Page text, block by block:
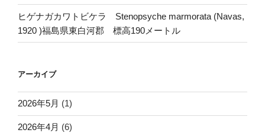
ヒゲナガカワトビケラ Stenopsyche marmorata (Navas,
1920 )福島県東白河郡 標高190メートル
アーカイブ
2026年5月 (1)
2026年4月 (6)